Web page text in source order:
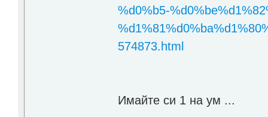
%d0%b5-
574873.html
Имайте си 1 на ум ...